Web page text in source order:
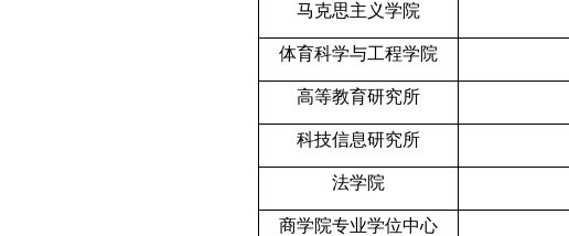
马克思主义学院
体育科学与工程学院
高等教育研究所
科技信息研究所
法学院
商学院专业学位中心